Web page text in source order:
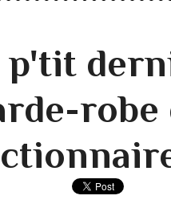
p'tit